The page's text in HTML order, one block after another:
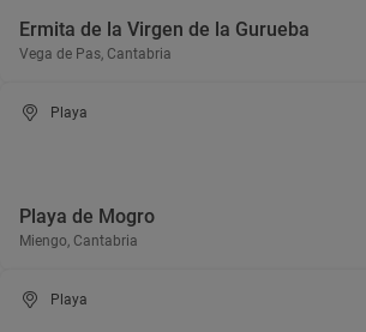
Ermita de la Virgen de la Gurueba
Vega de Pas, Cantabria
Playa
Playa de Mogro
Miengo, Cantabria
Playa